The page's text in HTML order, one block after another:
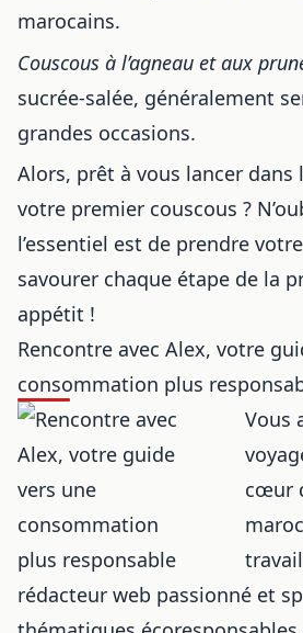
marocains.
Couscous à l’agneau et aux
sucrée-salée, généralement
grandes occasions.
Alors, prêt à vous lancer
votre premier couscous ?
l’essentiel est de prendre
savourer chaque étape de la
appétit !
Rencontre avec Alex, votre
consommation plus
Vous
cœur
rédacteur web passionné et